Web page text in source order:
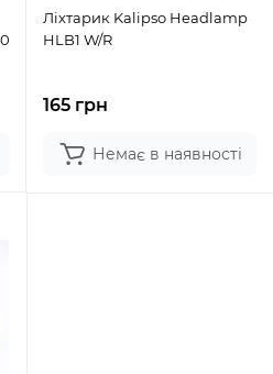
Ліхтарик Kalipso Headlamp
HLB1 W/R
165 грн
Немає в наявності